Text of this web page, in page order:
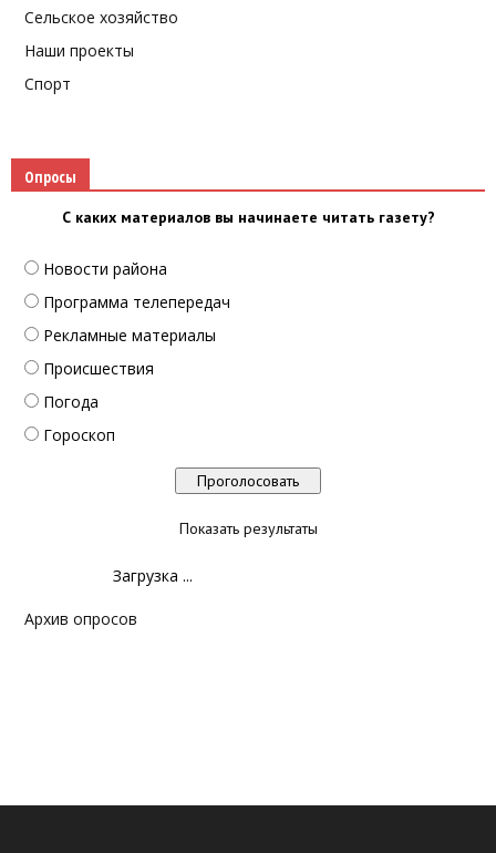
Сельское хозяйство
Наши проекты
Спорт
Опросы
С каких материалов вы начинаете читать газету?
Новости района
Программа телепередач
Рекламные материалы
Происшествия
Погода
Гороскоп
Показать результаты
Загрузка ...
Архив опросов